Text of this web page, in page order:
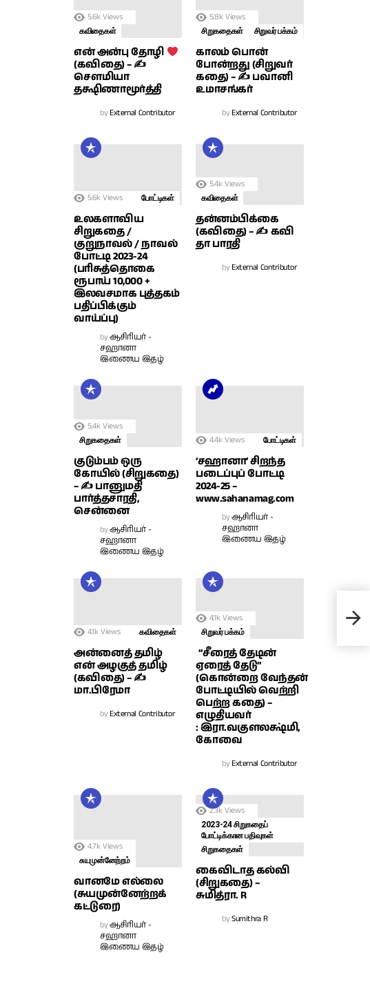
–
5.6k Views
கவிதைகள்
என் அன்பு தோழி
(கவிதை) – ✍
சௌமியா
தக்ஷிணாமூர்த்தி
byExternal Contributor
5.8k Views
சிறுகதைகள் சிறுவர் பக்கம்
காலம் பொன்
போன்றது (சிறுவர்
கதை) – ✍ பவானி
உமாசங்கர்
byExternal Contributor
5.6k Views போட்டிகள்
உலகளாவிய
சிறுகதை /
குறுநாவல் / நாவல்
போட்டி 2023-24
(பரிசுத்தொகை
ரூபாய் 10,000 +
இலவசமாக புத்தகம்
பதிப்பிக்கும்
வாய்ப்பு)
byஆசிரியர் -
சஹானா
இணைய இதழ்
5.4k Views
கவிதைகள்
தன்னம்பிக்கை
(கவிதை) – ✍ கவி
தா பாரதி
byExternal Contributor
5.4k Views
சிறுகதைகள்
குடும்பம் ஒரு
கோயில் (சிறுகதை)
– ✍ பானுமதி
பார்த்தசாரதி,
சென்னை
byஆசிரியர் -
சஹானா
இணைய இதழ்
4.4k Views போட்டிகள்
‘சஹானா’ சிறந்த
படைப்புப் போட்டி
2024-25 –
www.sahanamag.com
byஆசிரியர் -
சஹானா
இணைய இதழ்
4.1k Views கவிதைகள்
அன்னைத் தமிழ்
என் அழகுத் தமிழ்
(கவிதை) – ✍
மா.பிரேமா
byExternal Contributor
4.1k Views
சிறுவர் பக்கம்
“சீரைத் தேடின்
ஏரைத் தேடு”
(கொன்றை வேந்தன்
போட்டியில் வெற்றி
பெற்ற கதை) –
எழுதியவர்
: இரா.வகுளலக்ஷ்மி,
கோவை
byExternal Contributor
4.7k Views
சுயமுன்னேற்றம்
வானமே எல்லை
(சுயமுன்னேற்றக்
கட்டுரை)
byஆசிரியர் -
சஹானா
இணைய இதழ்
2.3k Views
2023-24 சிறுகதைப்
போட்டிக்கான பதிவுகள்
சிறுகதைகள்
கைவிடாத கல்வி
(சிறுகதை) –
சுமித்ரா. R
bySumithra R